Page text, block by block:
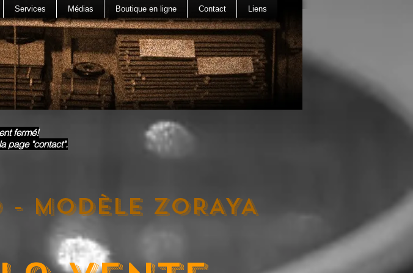
Services Médias Boutique en ligne Contact Liens
fermé!
page "contact".
- Modèle ZORAYA